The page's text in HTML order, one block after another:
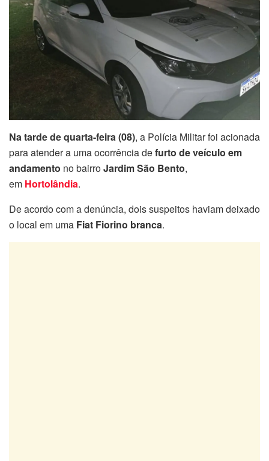
Na tarde de quarta-feira (08), a Polícia Militar foi acionada
para atender a uma ocorrência defurto de veículo em
andamento no bairroJardim São Bento,
em Hortolândia.
De acordo com a denúncia, dois suspeitos haviam deixado
o local em uma Fiat Fiorino branca.